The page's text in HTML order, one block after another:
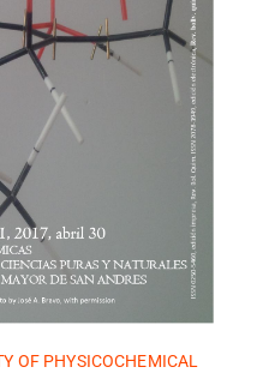
OF PHYSICOCHEMICAL